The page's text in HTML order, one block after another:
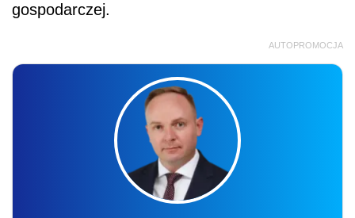
gospodarczej.
AUTOPROMOCJA